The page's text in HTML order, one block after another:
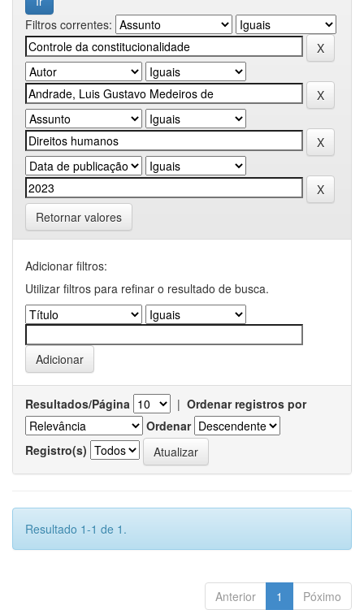
Filtros correntes:
Retornar valores
Adicionar filtros:
Utilizar filtros para refinar o resultado de busca.
Resultados/Página | Ordenar registros por
Ordenar
Registro(s)
Resultado 1-1 de 1.
Anterior 1 Póximo